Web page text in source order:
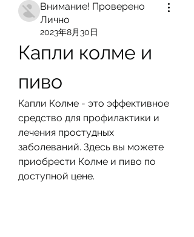
Внимание! Проверено
Лично
2023年8月30日
Капли колме и
пиво
Капли Колме - это эффективное
средство для профилактики и
лечения простудных
заболеваний. Здесь вы можете
приобрести Колме и пиво по
доступной цене.